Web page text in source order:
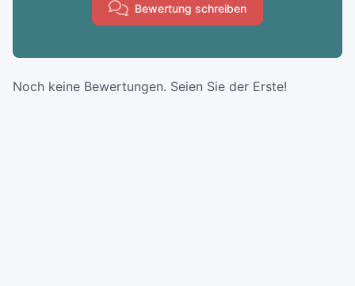
Bewertung schreiben
Noch keine Bewertungen. Seien Sie der Erste!